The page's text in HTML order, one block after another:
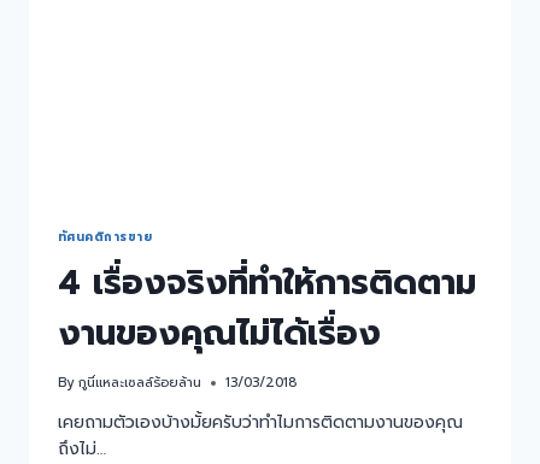
ทัศนคติการขาย
4 เรื่องจริงที่ทำให้การติดตาม
งานของคุณไม่ได้เรื่อง
Byกูนี่แหละเซลล์ร้อยล้าน 13/03/2018
เคยถามตัวเองบ้างมั้ยครับว่าทำไมการติดตามงานของคุณ
ถึงไม่…